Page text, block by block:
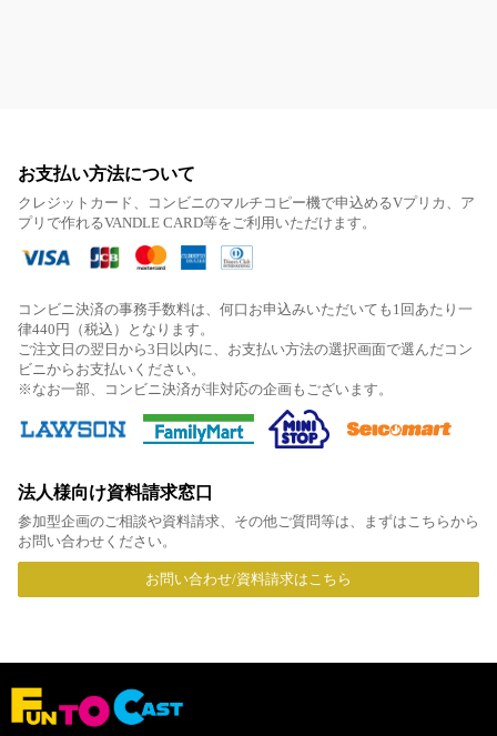
お支払い方法について
クレジットカード、コンビニのマルチコピー機で申込めるVプリカ、ア
プリで作れるVANDLE CARD等をご利用いただけます。
コンビニ決済の事務手数料は、何口お申込みいただいても1回あたり一
律440円（税込）となります。
ご注文日の翌日から3日以内に、お支払い方法の選択画面で選んだコン
ビニからお支払いください。
※なお一部、コンビニ決済が非対応の企画もございます。
法人様向け資料請求窓口
参加型企画のご相談や資料請求、その他ご質問等は、まずはこちらから
お問い合わせください。
お問い合わせ/資料請求はこちら